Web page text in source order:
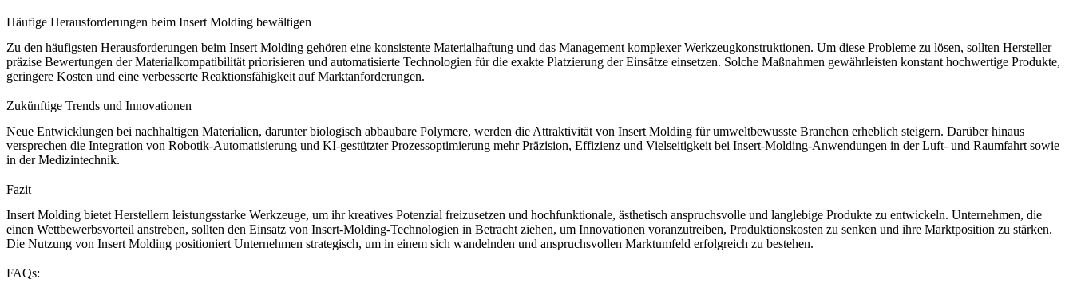
Häufige Herausforderungen beim Insert Molding bewältigen
Zu den häufigsten Herausforderungen beim Insert Molding gehören eine konsistente Materialhaftung und das Management komplexer Werkzeugkonstruktionen. Um diese Probleme zu lösen, sollten Hersteller
präzise Bewertungen derMaterialkompatibilität priorisieren und automatisierte Technologien für die exakte Platzierung der Einsätze einsetzen. Solche Maßnahmen gewährleisten konstant hochwertige Produkte,
geringere Kosten und eine verbesserte Reaktionsfähigkeit auf Marktanforderungen.
Zukünftige Trends und Innovationen
Neue Entwicklungen bei nachhaltigen Materialien, darunterbiologisch abbaubare Polymere, werden die Attraktivität von Insert Molding für umweltbewusste Branchen erheblich steigern. Darüber hinaus
versprechen die Integration von Robotik-Automatisierung und KI-gestützter Prozessoptimierung mehr Präzision, Effizienz und Vielseitigkeit bei Insert-Molding-Anwendungen in der Luft- und Raumfahrt sowie
in der Medizintechnik.
Fazit
Insert Molding bietet Herstellern leistungsstarke Werkzeuge, um ihr kreatives Potenzial freizusetzen und hochfunktionale, ästhetisch anspruchsvolle und langlebige Produkte zu entwickeln. Unternehmen, die
einen Wettbewerbsvorteil anstreben, sollten den Einsatz von Insert-Molding-Technologien in Betracht ziehen, um Innovationen voranzutreiben, Produktionskosten zu senken und ihre Marktposition zu stärken.
Die Nutzung von Insert Molding positioniert Unternehmen strategisch, um in einem sich wandelnden und anspruchsvollen Marktumfeld erfolgreich zu bestehen.
FAQs: